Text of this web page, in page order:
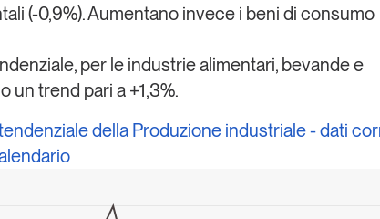
(-0,9%). Aumentano invece i beni di consumo
per le industrie alimentari, bevande e
un trend pari a +1,3%.
della Produzione industriale - dati